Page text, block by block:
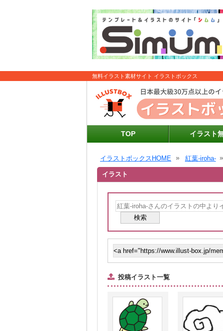
無料イラスト素材サイト イラストボックス
TOP イラスト
イラストボックスHOME 紅葉-iroha-
イラスト
投稿イラスト一覧